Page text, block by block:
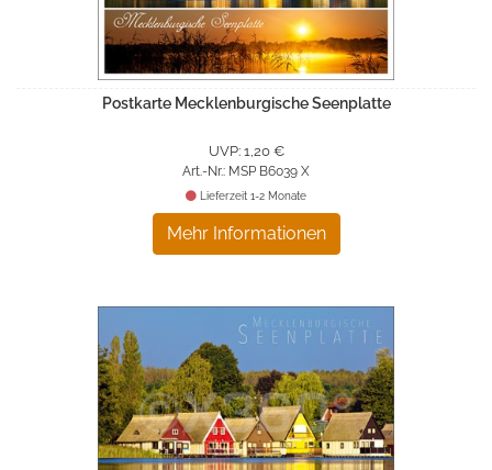
Postkarte Mecklenburgische Seenplatte
UVP: 1,20 €
Art.-Nr.: MSP B6039 X
Mehr Informationen
Lieferzeit 1-2 Monate